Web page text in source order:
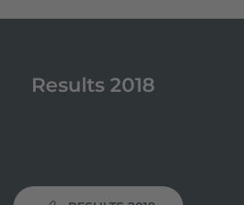
Results 2018